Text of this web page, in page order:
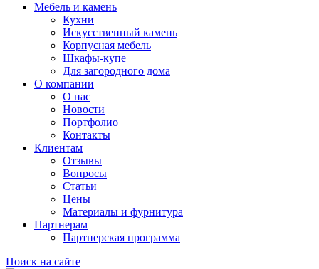
Мебель и камень
Кухни
Искусственный камень
Корпусная мебель
Шкафы-купе
Для загородного дома
О компании
О нас
Новости
Портфолио
Контакты
Клиентам
Отзывы
Вопросы
Статьи
Цены
Материалы и фурнитура
Партнерам
Партнерская программа
Поиск на сайте